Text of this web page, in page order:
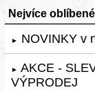
Nejvíce oblíbené
► NOVINKY v
► AKCE -
VÝPRODEJ